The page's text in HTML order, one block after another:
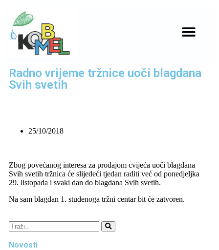
Radno vrijeme tržnice uoči blagdana
Svih svetih
25/10/2018
Zbog povećanog interesa za prodajom cvijeća uoči blagdana
Svih svetih tržnica će slijedeći tjedan raditi već od ponedjeljka
29. listopada i svaki dan do blagdana Svih svetih.
Na sam blagdan 1. studenoga tržni centar bit će zatvoren.
Novosti